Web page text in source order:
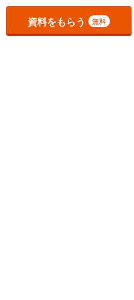
お気に入りに追加しました。
資料をもらう 無料